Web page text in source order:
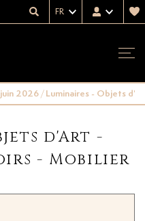
FR
2026/Luminaires - Objets
d'Art -
- Mobilier